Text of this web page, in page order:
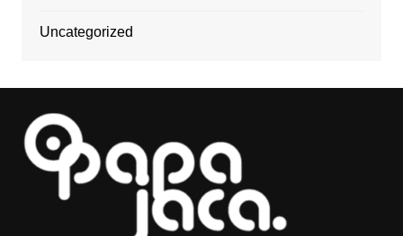
Uncategorized